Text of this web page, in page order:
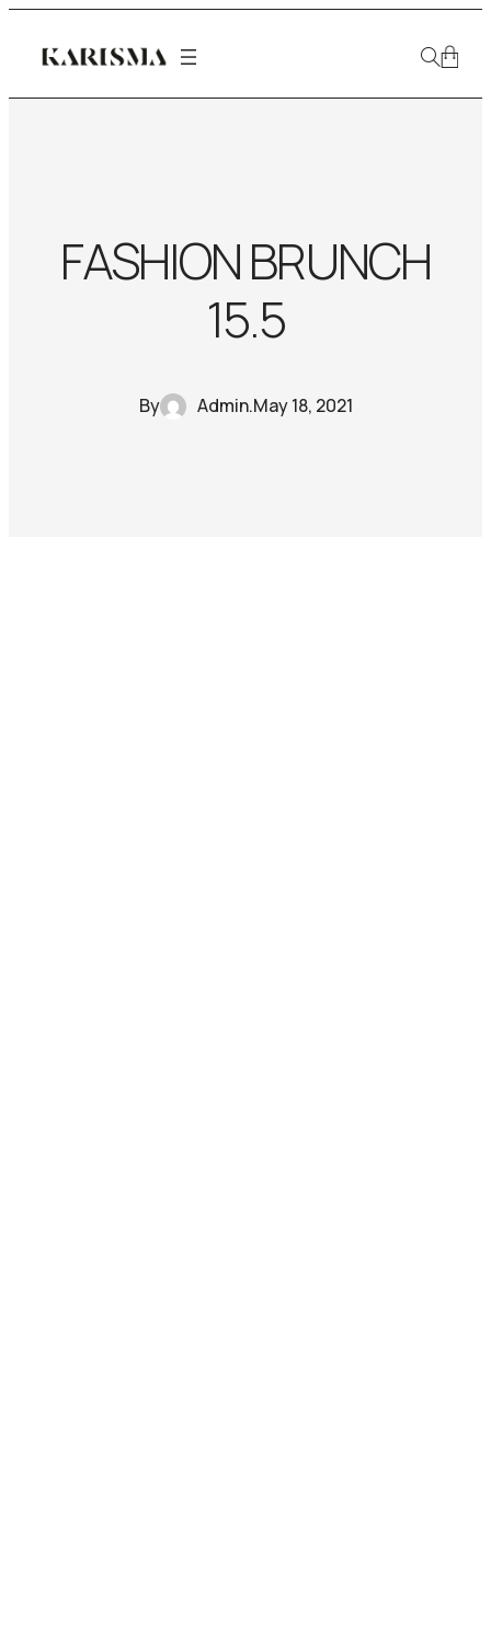
FASHION BRUNCH
15.5
By Admin.May 18, 2021